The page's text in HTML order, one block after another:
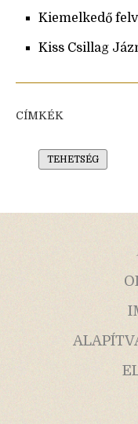
Kiemelkedő
Kiss Csillag
CÍMKÉK
TEHETSÉG